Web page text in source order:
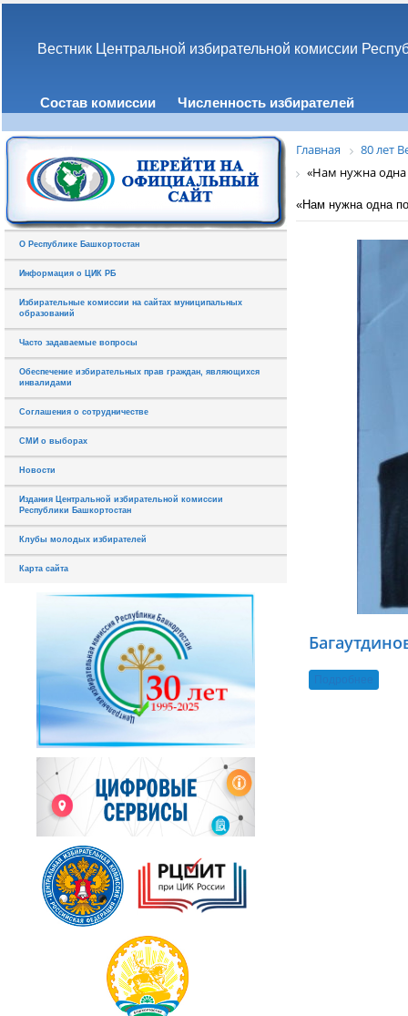
Вестник Центральной избирательной комиссии
Состав комиссии Численность избирателей
О Республике Башкортостан
Информация о ЦИК РБ
Избирательные комиссии на сайтах муниципальных
образований
Часто задаваемые вопросы
Обеспечение избирательных прав граждан, являющихся
инвалидами
Соглашения о сотрудничестве
СМИ о выборах
Новости
Издания Центральной избирательной комиссии
Республики Башкортостан
Клубы молодых избирателей
Карта сайта
Главная
80 лет
«Нам нужна одна
«Нам нужна одна